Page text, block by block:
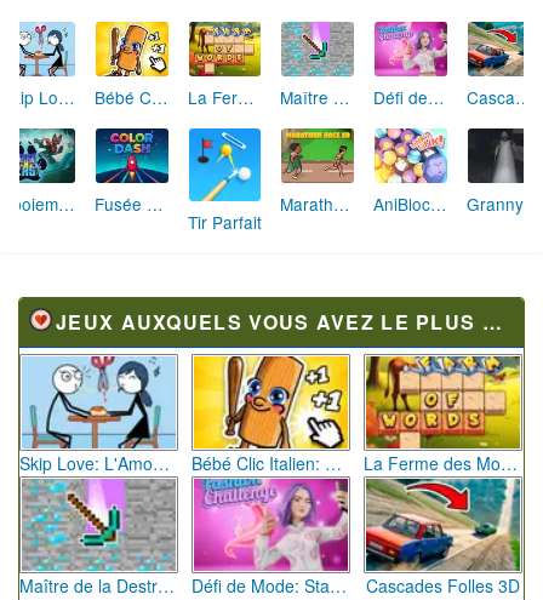
Skip Love: L'Amour en Péril Bébé Clic Italien: La Folie des Petits Bambins La Ferme des Mots - Cultivez votre Vocabulaire Maître de la Destruction: Fusion de Pioches Défi de Mode: Star du Podium Cascades Folles 3D
Aboiement Stellaire : Aventure Canine Fusée Chromatique: La Course des Couleurs
Tir Parfait
Marathon Champion io AniBlocos: Connecte les Animaux Mignons!
JEUX AUXQUELS VOUS AVEZ LE PLUS JOUÉ
Skip Love: L'Amour en Péril Bébé Clic Italien: La Folie des Petits Bambins La Ferme des Mots - Cultivez votre Vocabulaire
Maître de la Destruction: Fusion de Pioches Défi de Mode: Star du Podium Cascades Folles 3D